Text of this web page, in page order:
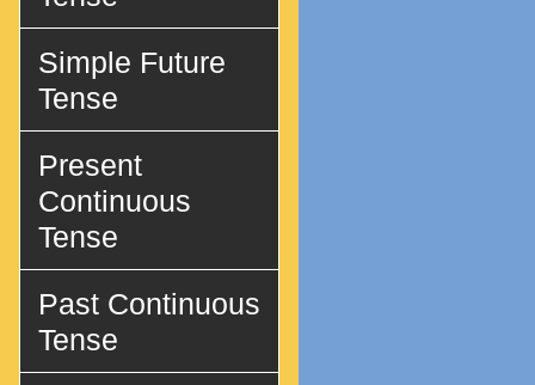
Simple Future
Tense
Present
Continuous
Tense
Past Continuous
Tense